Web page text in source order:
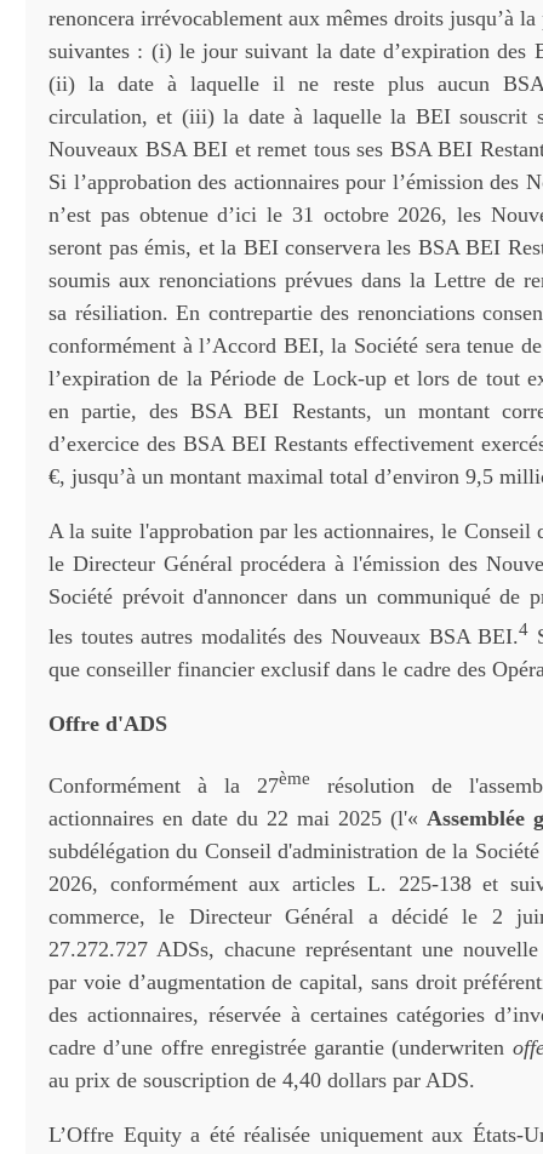
renoncera irrévocablement aux mêmes droits jusqu’à la
suivantes : (i) le jour suivant la date d’expiration des
(ii) la date à laquelle il ne reste plus aucun
circulation, et (iii) la date à laquelle la BEI souscrit
Nouveaux BSA BEI et remet tous ses BSA BEI
Si l’approbation des actionnaires pour l’émission des
n’est pas obtenue d’ici le 31 octobre 2026, les
seront pas émis, et la BEI conservera les BSA BEI
soumis aux renonciations prévues dans la Lettre de
sa résiliation. En contrepartie des renonciations
conformément à l’Accord BEI, la Société sera tenue
l’expiration de la Période de Lock-up et lors de tout
en partie, des BSA BEI Restants, un montant
d’exercice des BSA BEI Restants effectivement
€, jusqu’à un montant maximal total d’environ 9,5
A la suite l'approbation par les actionnaires, le Conseil
le Directeur Général procédera à l'émission des
Société prévoit d'annoncer dans un communiqué de
les toutes autres modalités des Nouveaux BSA BEI.4
que conseiller financier exclusif dans le cadre des
Offre d'ADS
Conformément à la 27ème
résolution de
actionnaires en date du 22 mai 2025 (l'« Assemblée
subdélégation du Conseil d'administration de la
2026, conformément aux articles L. 225-138 et
commerce, le Directeur Général a décidé le 2
27.272.727 ADSs, chacune représentant une
par voie d’augmentation de capital, sans droit
des actionnaires, réservée à certaines catégories
cadre d’une offre enregistrée garantie (underwriten
au prix de souscription de 4,40 dollars par ADS.
L’Offre Equity a été réalisée uniquement aux États-